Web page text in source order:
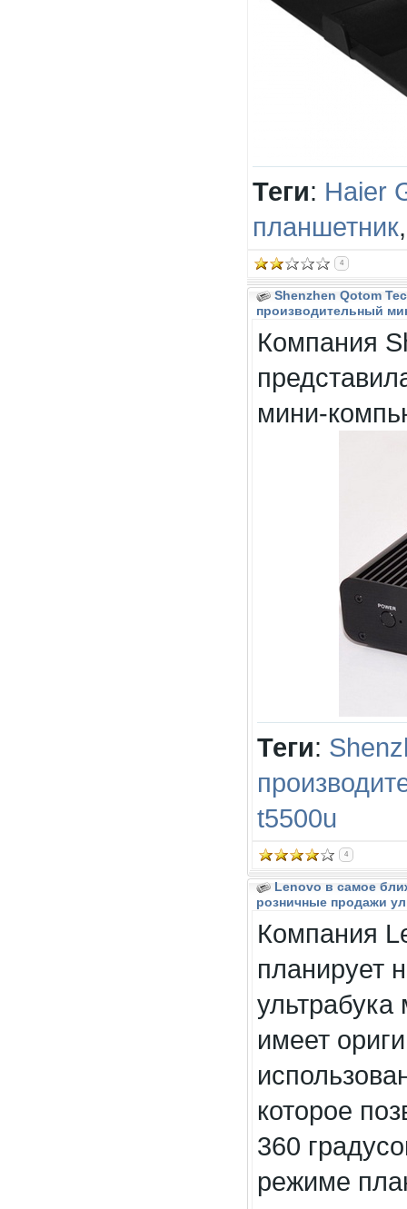
Теги: Haier
планшетник
4
Shenzhen Qotom
производительный
Компания
мини-
Теги:
t5500u
4
Lenovo в самое
розничные продажи
Компания
планирует
имеет
которое
360
режиме